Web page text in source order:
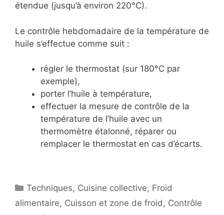
étendue (jusqu’à environ 220°C).
Le contrôle hebdomadaire de la température de
huile s’effectue comme suit :
régler le thermostat (sur 180°C par
exemple),
porter l’huile à température,
effectuer la mesure de contrôle de la
température de l’huile avec un
thermomètre étalonné, réparer ou
remplacer le thermostat en cas d’écarts.
Catégories
Techniques, Cuisine collective, Froid
alimentaire, Cuisson et zone de froid , Contrôle